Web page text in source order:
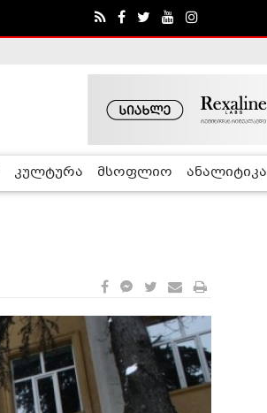
კულტურა მსოფლიო ანალიტიკა